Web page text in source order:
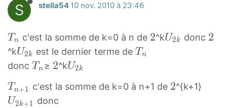
1
)
+
2
U
/
(
T
1
+
S stella54 10 nov. 2010 à 23:46
T
n
T
n
T n c'est la somme de k=0 à n de 2
2^kU
_
U2k donc 2
2
^kU
2
U
_
U2k est le dernier terme deT
_
Tn
donc T
T
_
T n ≥ 2
2^kU
k
U2k
T
n
T n+1 c'est la somme de k=0 à n+1 de 2
2^{k+1}
U2k+1 donc